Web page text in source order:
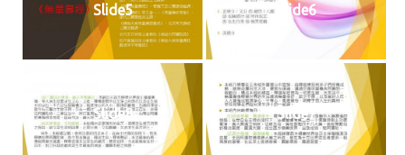
Slide5 Slide6
Slide8 Slide7